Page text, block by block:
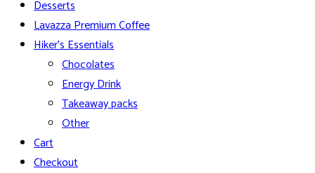
Desserts
Lavazza Premium Coffee
Hiker’s Essentials
Chocolates
Energy Drink
Takeaway packs
Other
Cart
Checkout